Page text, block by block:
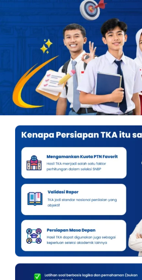
OUR PROGRAM
REGISTRATION
CONTACT US